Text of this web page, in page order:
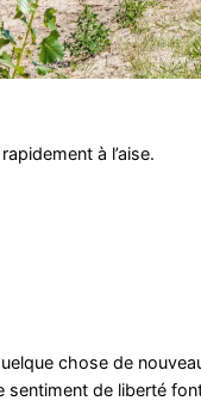
à l’aise.
chose de
sentiment de liberté